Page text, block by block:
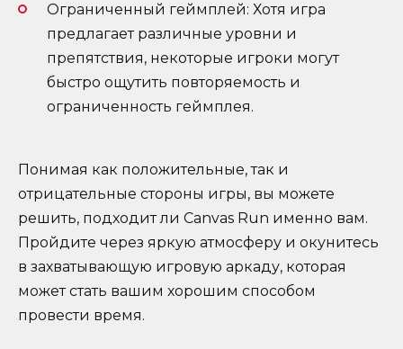
Ограниченный геймплей: Хотя игра
предлагает различные уровни и
препятствия, некоторые игроки могут
быстро ощутить повторяемость и
ограниченность геймплея.
Понимая как положительные, так и
отрицательные стороны игры, вы можете
решить, подходит ли Canvas Run именно вам.
Пройдите через яркую атмосферу и окунитесь
в захватывающую игровую аркаду, которая
может стать вашим хорошим способом
провести время.